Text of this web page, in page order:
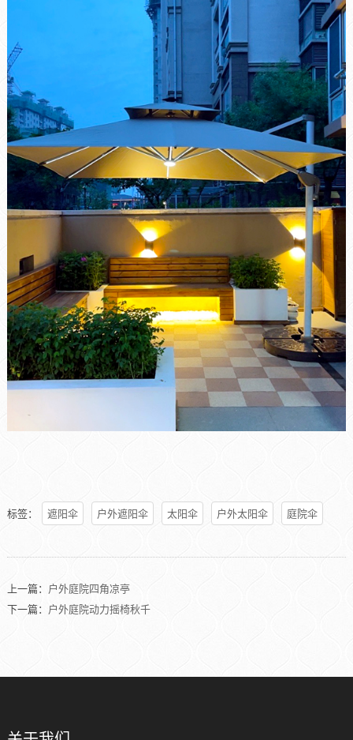
标签： 遮阳伞 户外遮阳伞 太阳伞 户外太阳伞 庭院伞
上一篇： 户外庭院四角凉亭
下一篇： 户外庭院动力摇椅秋千